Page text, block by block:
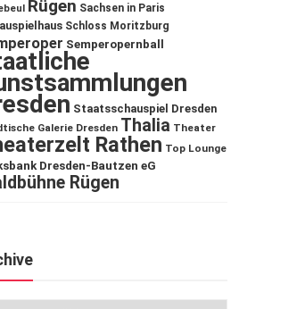
Rügen Sachsen in Paris
Schloss Moritzburg
Semperopernball
Staatsschauspiel Dresden
Galerie Dresden Thalia Theater
Rathen Top Lounge
Dresden-Bautzen eG
Rügen